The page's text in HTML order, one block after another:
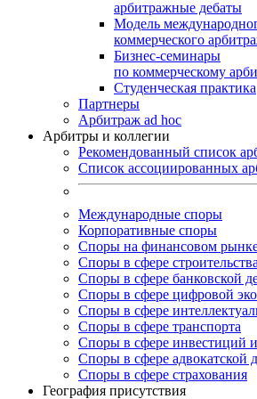
арбитражные дебаты
Модель
коммерческого
Бизнес-семинары
по коммерческому
Студенческая практика
Партнеры
Арбитраж ad hoc
Арбитры и коллегии
Рекомендованный список
Список ассоциированных
Международные споры
Корпоративные споры
Споры на финансовом
Споры в сфере строительства
Споры в сфере банковской
Споры в сфере цифровой
Споры в сфере
Споры в сфере транспорта
Cпоры в сфере инвестиций
Споры в сфере адвокатской
Споры в сфере страхования
География присутствия